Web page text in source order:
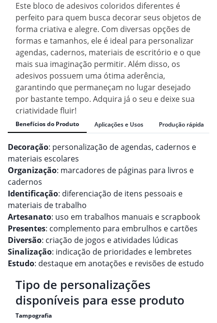
Este bloco de adesivos coloridos diferentes é
perfeito para quem busca decorar seus objetos de
forma criativa e alegre. Com diversas opções de
formas e tamanhos, ele é ideal para personalizar
agendas, cadernos, materiais de escritório e o que
mais sua imaginação permitir. Além disso, os
adesivos possuem uma ótima aderência,
garantindo que permaneçam no lugar desejado
por bastante tempo. Adquira já o seu e deixe sua
criatividade fluir!
Benefícios do Produto Aplicações e Usos Produção rápida
Decoração: personalização de agendas, cadernos e
materiais escolares
Organização: marcadores de páginas para livros e
cadernos
Identificação: diferenciação de itens pessoais e
materiais de trabalho
Artesanato: uso em trabalhos manuais e scrapbook
Presentes: complemento para embrulhos e cartões
Diversão: criação de jogos e atividades lúdicas
Sinalização: indicação de prioridades e lembretes
Estudo: destaque em anotações e revisões de estudo
Tipo de personalizações
disponíveis para esse produto
Tampografia